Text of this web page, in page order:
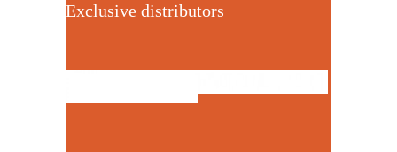
Exclusive distributors